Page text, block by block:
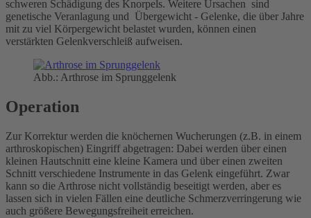
schweren Schädigung des Knorpels. Weitere Ursachen sind
genetische Veranlagung und Übergewicht - Gelenke, die über Jahre
mit zu viel Körpergewicht belastet wurden, können einen
verstärkten Gelenkverschleiß aufweisen.
Abb.: Arthrose im Sprunggelenk
Operation
Zur Korrektur werden die knöchernen Wucherungen (z.B. in einem
arthroskopischen) Eingriff abgetragen: Dabei werden über einen
kleinen Hautschnitt eine kleine Kamera und über einen zweiten
Schnitt verschiedene Instrumente in das Gelenk eingeführt. Zwar
kann so die Arthrose nicht vollständig beseitigt werden, aber es
lassen sich in vielen Fällen eine deutliche Schmerzverringerung wie
auch größere Bewegungsfreiheit erreichen.